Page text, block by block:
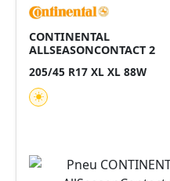
CONTINENTAL
ALLSEASONCONTACT 2
205/45 R17 XL XL 88W